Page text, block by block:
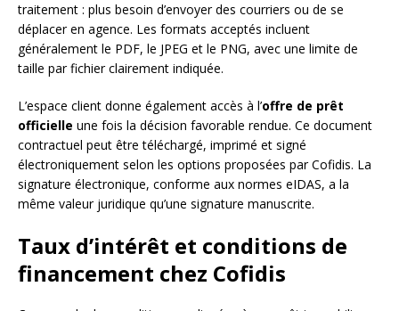
traitement : plus besoin d’envoyer des courriers ou de se
déplacer en agence. Les formats acceptés incluent
généralement le PDF, le JPEG et le PNG, avec une limite de
taille par fichier clairement indiquée.
L’espace client donne également accès à l’offre de prêt
officielle une fois la décision favorable rendue. Ce document
contractuel peut être téléchargé, imprimé et signé
électroniquement selon les options proposées par Cofidis. La
signature électronique, conforme aux normes eIDAS, a la
même valeur juridique qu’une signature manuscrite.
Taux d’intérêt et conditions de
financement chez Cofidis